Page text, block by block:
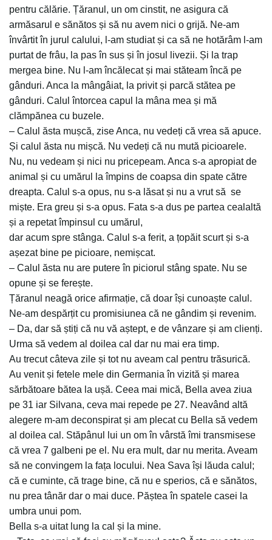
pentru călărie. Țăranul, un om cinstit, ne asigura că
armăsarul e sănătos și să nu avem nici o grijă. Ne-am
învârtit în jurul calului, l-am studiat și ca să ne hotărâm l-am
purtat de frâu, la pas în sus și în josul livezii. Și la trap
mergea bine. Nu l-am încălecat și mai stăteam încă pe
gânduri. Anca la mângâiat, la privit și parcă stătea pe
gânduri. Calul întorcea capul la mâna mea și mă
clămpănea cu buzele.
– Calul ăsta mușcă, zise Anca, nu vedeți că vrea să apuce.
Și calul ăsta nu mișcă. Nu vedeți că nu mută picioarele.
Nu, nu vedeam și nici nu pricepeam. Anca s-a apropiat de
animal și cu umărul la împins de coapsa din spate către
dreapta. Calul s-a opus, nu s-a lăsat și nu a vrut să se
miște. Era greu și s-a opus. Fata s-a dus pe partea cealaltă
și a repetat împinsul cu umărul,
dar acum spre stânga. Calul s-a ferit, a țopăit scurt și s-a
așezat bine pe picioare, nemișcat.
– Calul ăsta nu are putere în piciorul stâng spate. Nu se
opune și se ferește.
Țăranul neagă orice afirmație, că doar își cunoaște calul.
Ne-am despărțit cu promisiunea că ne gândim și revenim.
– Da, dar să știți că nu vă aștept, e de vânzare și am clienți.
Urma să vedem al doilea cal dar nu mai era timp.
Au trecut câteva zile și tot nu aveam cal pentru trăsurică.
Au venit și fetele mele din Germania în vizită și marea
sărbătoare bătea la ușă. Ceea mai mică, Bella avea ziua
pe 31 iar Silvana, ceva mai repede pe 27. Neavând altă
alegere m-am deconspirat și am plecat cu Bella să vedem
al doilea cal. Stăpânul lui un om în vârstă îmi transmisese
că vrea 7 galbeni pe el. Nu era mult, dar nu merita. Aveam
să ne convingem la fața locului. Nea Sava își lăuda calul;
că e cuminte, că trage bine, că nu e sperios, că e sănătos,
nu prea tânăr dar o mai duce. Păștea în spatele casei la
umbra unui pom.
Bella s-a uitat lung la cal și la mine.